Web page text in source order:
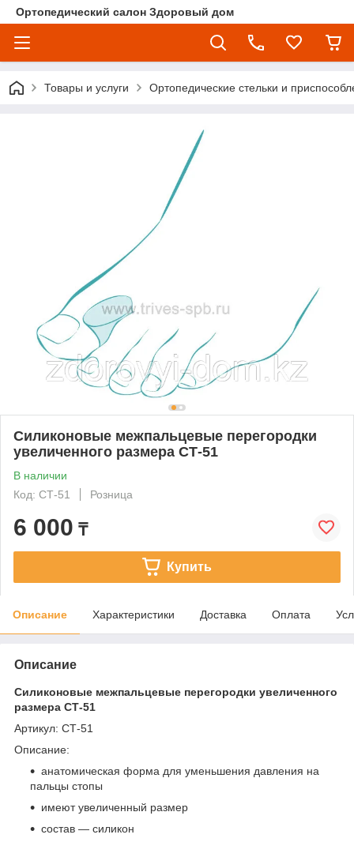
Ортопедический салон Здоровый дом
Товары и услуги Ортопедические стельки и
Силиконовые межпальцевые перегородки
увеличенного размера СТ-51
В наличии
Код: СТ-51
Розница
6 000 ₸
Купить
Описание Характеристики Доставка Оплата
Описание
Силиконовые межпальцевые перегородки увеличенного
размера СТ-51
Артикул: СТ-51
Описание:
анатомическая форма для уменьшения давления на
пальцы стопы
имеют увеличенный размер
состав — силикон